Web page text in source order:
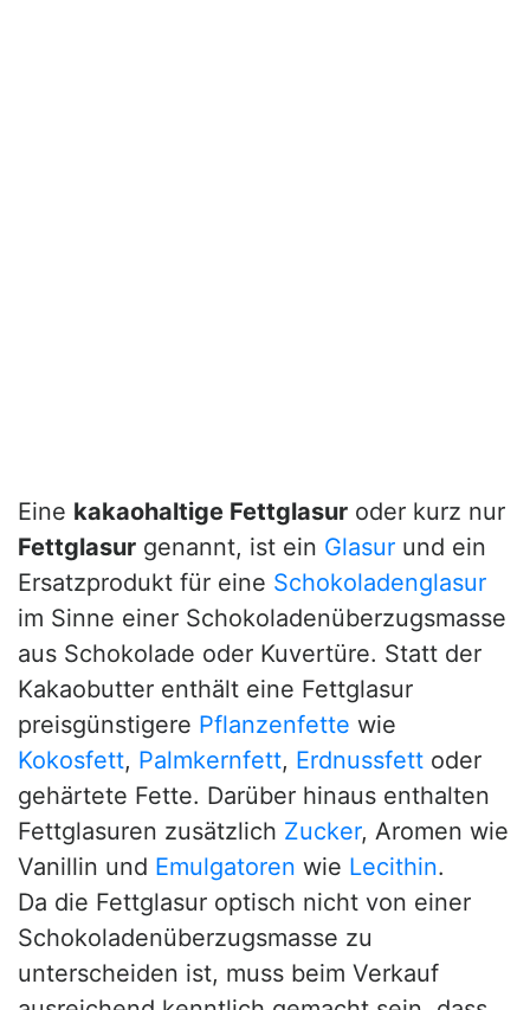
Eine kakaohaltige Fettglasur oder kurz nur
Fettglasur genannt, ist ein Glasur und ein
Ersatzprodukt für eine Schokoladenglasur
im Sinne einer Schokoladenüberzugsmasse
aus Schokolade oder Kuvertüre. Statt der
Kakaobutter enthält eine Fettglasur
preisgünstigere Pflanzenfette wie
Kokosfett, Palmkernfett, Erdnussfett oder
gehärtete Fette. Darüber hinaus enthalten
Fettglasuren zusätzlich Zucker, Aromen wie
Vanillin und Emulgatoren wie Lecithin.
Da die Fettglasur optisch nicht von einer
Schokoladenüberzugsmasse zu
unterscheiden ist, muss beim Verkauf